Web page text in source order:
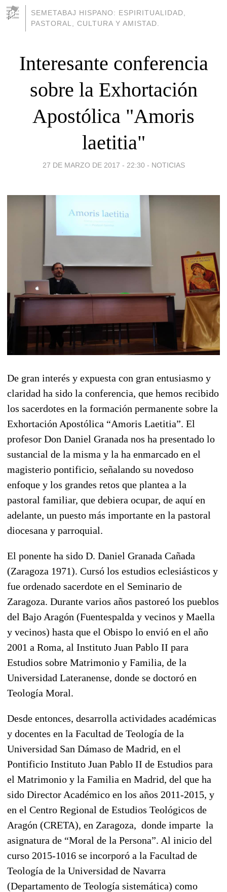
SEMETABAJ HISPANO: ESPIRITUALIDAD,
PASTORAL, CULTURA Y AMISTAD.
Interesante conferencia
sobre la Exhortación
Apostólica "Amoris
laetitia"
27 DE MARZO DE 2017 - 22:30 - NOTICIAS
De gran interés y expuesta con gran entusiasmo y
claridad ha sido la conferencia, que hemos recibido
los sacerdotes en la formación permanente sobre la
Exhortación Apostólica “Amoris Laetitia”. El
profesor Don Daniel Granada nos ha presentado lo
sustancial de la misma y la ha enmarcado en el
magisterio pontificio, señalando su novedoso
enfoque y los grandes retos que plantea a la
pastoral familiar, que debiera ocupar, de aquí en
adelante, un puesto más importante en la pastoral
diocesana y parroquial.
El ponente ha sido D. Daniel Granada Cañada
(Zaragoza 1971). Cursó los estudios eclesiásticos y
fue ordenado sacerdote en el Seminario de
Zaragoza. Durante varios años pastoreó los pueblos
del Bajo Aragón (Fuentespalda y vecinos y Maella
y vecinos) hasta que el Obispo lo envió en el año
2001 a Roma, al Instituto Juan Pablo II para
Estudios sobre Matrimonio y Familia, de la
Universidad Lateranense, donde se doctoró en
Teología Moral.
Desde entonces, desarrolla actividades académicas
y docentes en la Facultad de Teología de la
Universidad San Dámaso de Madrid, en el
Pontificio Instituto Juan Pablo II de Estudios para
el Matrimonio y la Familia en Madrid, del que ha
sido Director Académico en los años 2011-2015, y
en el Centro Regional de Estudios Teológicos de
Aragón (CRETA), en Zaragoza, donde imparte la
asignatura de “Moral de la Persona”. Al inicio del
curso 2015-1016 se incorporó a la Facultad de
Teología de la Universidad de Navarra
(Departamento de Teología sistemática) como